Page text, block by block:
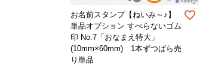
お名前スタンプ【ねいみ～♪】
単品オプション すべらないゴム
印 No.7「おなまえ特大」
(10mm×60mm) 1本ずつばら売
り単品